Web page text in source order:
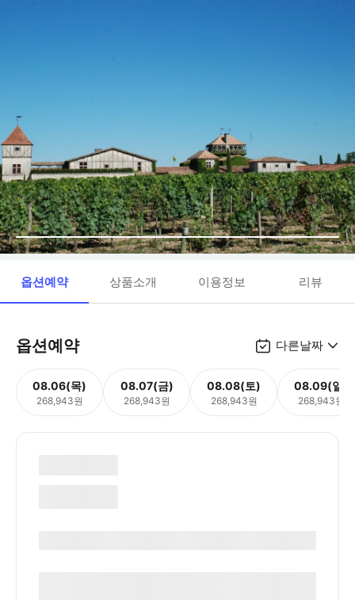
옵션예약 상품소개 이용정보 리뷰
옵션예약 다른날짜
08.06(목)
268,943원
08.07(금)
268,943원
08.08(토)
268,943원
08.09(일)
268,943원